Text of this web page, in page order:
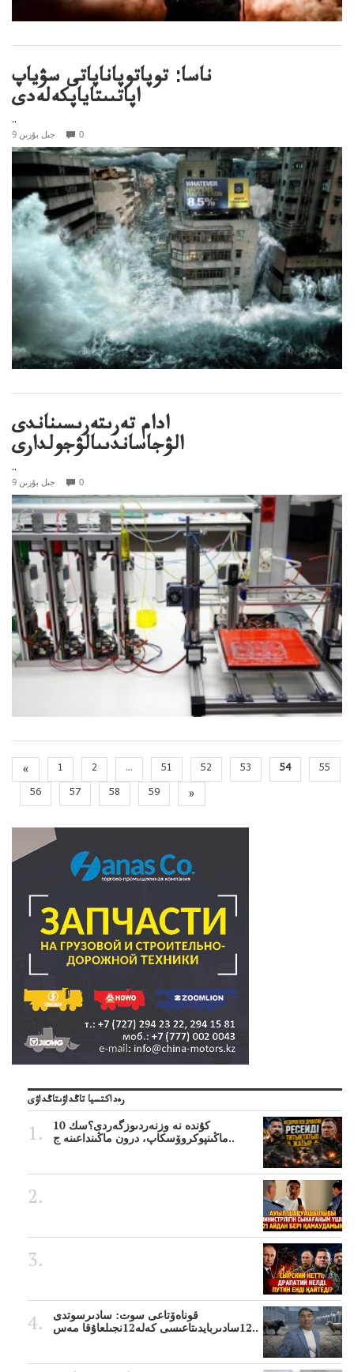
ناسا: توپاتوپاناپاتى سۋياپ
اپاتىىتاياپكەلەدى
..
9 جىل بۇرىن 0
ادام تەرىتەرىسىناندى
الۋجاساندىىالۋجولدارى
..
9 جىل بۇرىن 0
« 1 2 ... 51 52 53 54
55
56
57 58 59 »
رەداكتسيا تاڭداۋىتاڭداۋى
10 كۇندە نە وزنەردىوزگەردى؟سك
ماڭىنپوكروۆسكاپ، درون ماڭىنداعىنە ج..
قوناەۆتاعى سوت: سادىرسوتدى
12سادىربايدىتاعىسى كەلە12نجىلعاۇقا مەس..